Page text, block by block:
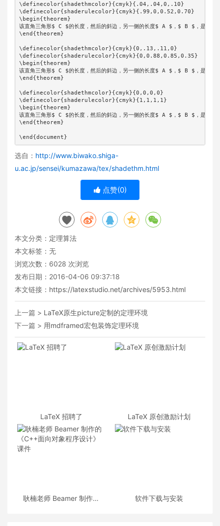
\definecolor{shadethmcolor}{cmyk}{.04,.04,0,.10}
\definecolor{shaderulecolor}{cmyk}{.99,0,0.52,0.70}
\begin{theorem}
该直角三角形$ C $的长度，然后的斜边，另一侧的长度$ A $，$ B $，是当
\end{theorem}
\definecolor{shadethmcolor}{cmyk}{0,.13,.11,0}
\definecolor{shaderulecolor}{cmyk}{0,0.88,0.85,0.35}
\begin{theorem}
该直角三角形$ C $的长度，然后的斜边，另一侧的长度$ A $，$ B $，是当
\end{theorem}
\definecolor{shadethmcolor}{cmyk}{0,0,0,0}
\definecolor{shaderulecolor}{cmyk}{1,1,1,1}
\begin{theorem}
该直角三角形$ C $的长度，然后的斜边，另一侧的长度$ A $，$ B $，是当
\end{theorem}
\end{document}
选自： http://www.biwako.shiga-
u.ac.jp/sensei/kumazawa/tex/shadethm.html
点赞(0)
本文分类： 定理算法
本文标签：无
浏览次数： 6028 次浏览
发布日期：2016-04-06 09:37:18
本文链接： https://latexstudio.net/archives/5953.html
上一篇 > LaTeX原生picture定制的定理环境
下一篇 > 用mdframed宏包装饰定理环境
LaTeX 招聘了 LaTeX 原创激励计划
耿楠老师 Beamer 制作的
软件下载与安装